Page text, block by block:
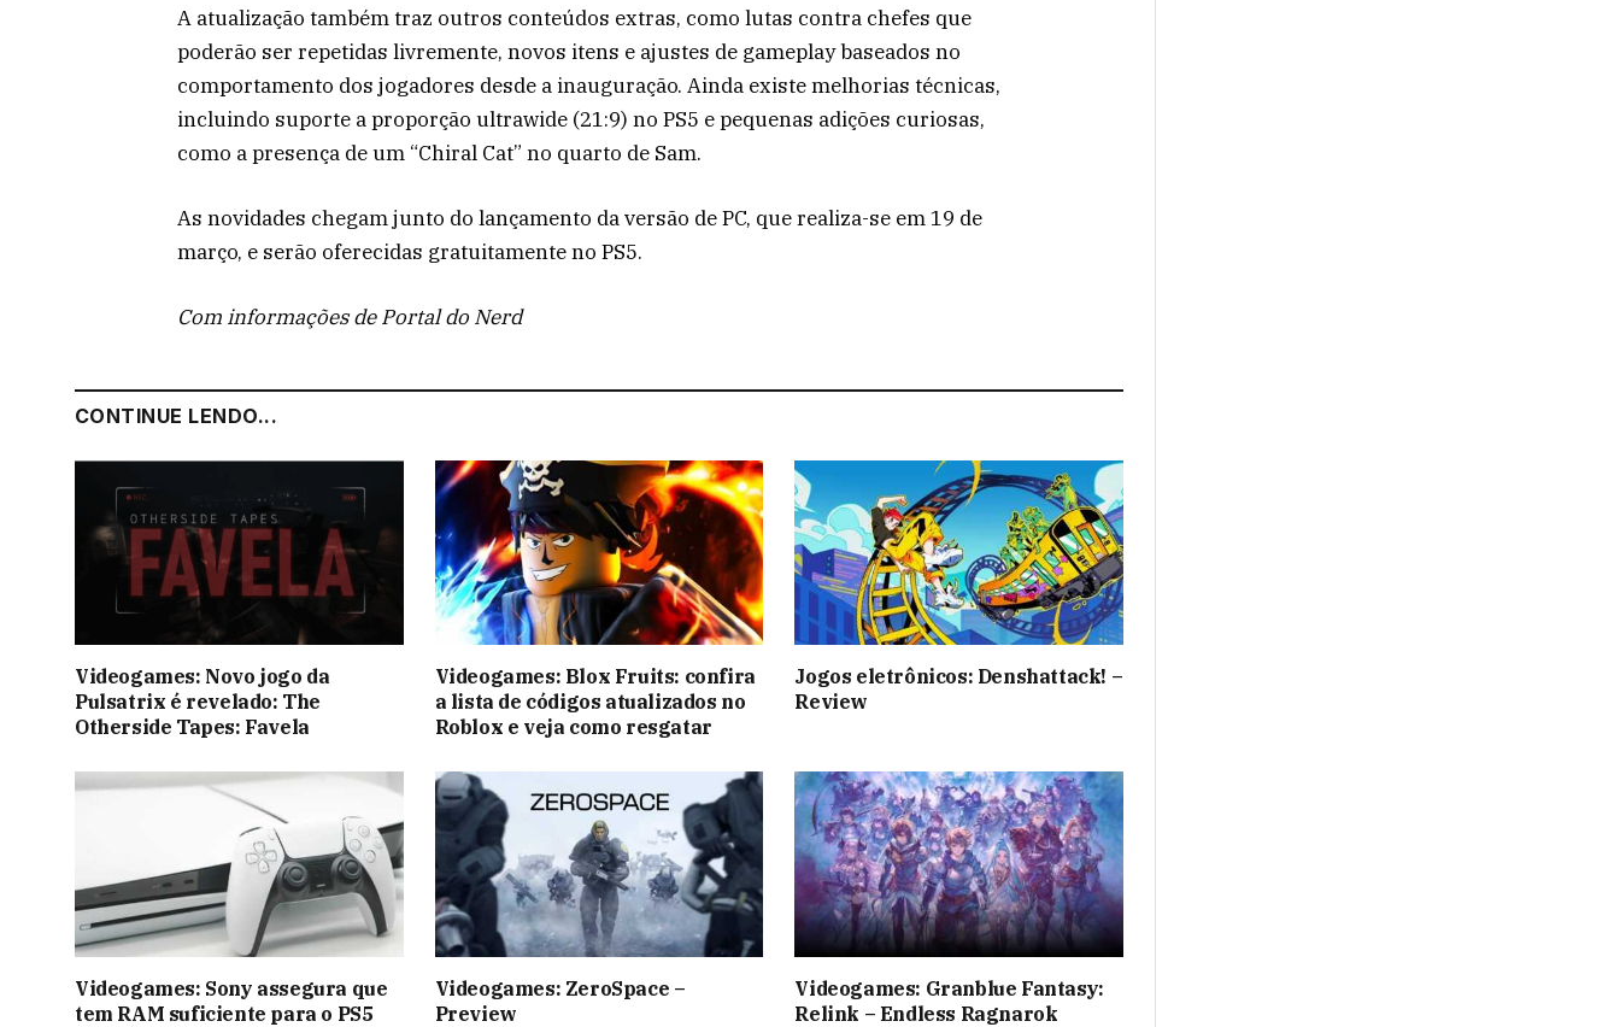
A atualização também traz outros conteúdos extras, como lutas contra chefes que
poderão ser repetidas livremente, novos itens e ajustes de gameplay baseados no
comportamento dos jogadores desde a inauguração. Ainda existe melhorias técnicas,
incluindo suporte a proporção ultrawide (21:9) no PS5 e pequenas adições curiosas,
como a presença de um “Chiral Cat” no quarto de Sam.
As novidades chegam junto do lançamento da versão de PC, que realiza-se em 19 de
março, e serão oferecidas gratuitamente no PS5.
Com informações de Portal do Nerd
CONTINUE LENDO...
Videogames: Novo jogo da
Pulsatrix é revelado: The
Otherside Tapes: Favela
Videogames: Blox Fruits: confira
a lista de códigos atualizados no
Roblox e veja como resgatar
Jogos eletrônicos: Denshattack! –
Review
Videogames: Sony assegura que
tem RAM suficiente para o PS5
Videogames: ZeroSpace –
Preview
Videogames: Granblue Fantasy:
Relink – Endless Ragnarok